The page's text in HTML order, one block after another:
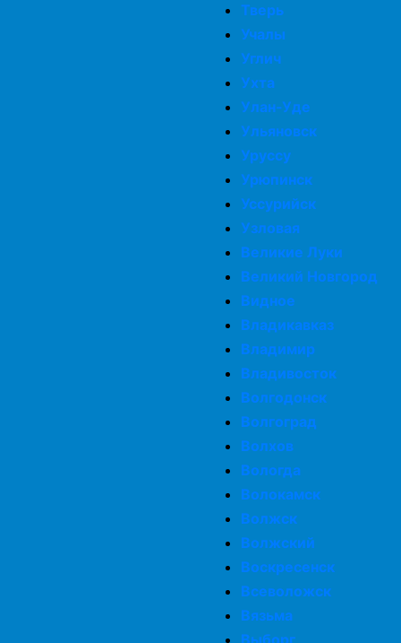
Тверь
Учалы
Углич
Ухта
Улан-Уде
Ульяновск
Уруссу
Урюпинск
Уссурийск
Узловая
Великие Луки
Великий Новгород
Видное
Владикавказ
Владимир
Владивосток
Волгодонск
Волгоград
Волхов
Вологда
Волокамск
Волжск
Волжский
Воскресенск
Всеволожск
Вязьма
Выборг